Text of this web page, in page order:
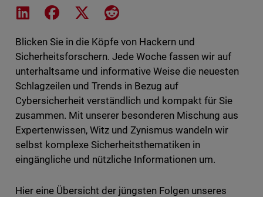
Share on LinkedIn
Share on Facebook
Share on XShare on Reddit
Blicken Sie in die Köpfe von Hackern und
Sicherheitsforschern. Jede Woche fassen wir auf
unterhaltsame und informative Weise die neuesten
Schlagzeilen und Trends in Bezug auf
Cybersicherheit verständlich und kompakt für Sie
zusammen. Mit unserer besonderen Mischung aus
Expertenwissen, Witz und Zynismus wandeln wir
selbst komplexe Sicherheitsthematiken in
eingängliche und nützliche Informationen um.
Hier eine Übersicht der jüngsten Folgen unseres